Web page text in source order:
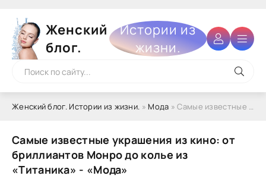
Женский
блог.
Истории из
жизни.
Женский блог. Истории из жизни. » Мода » Самые известные украшения из кино: от бриллиантов Монро до колье из «Титаника» - «Мода»
Самые известные украшения из кино: от
бриллиантов Монро до колье из
«Титаника» - «Мода»